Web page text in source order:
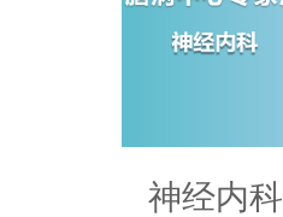
神经内科